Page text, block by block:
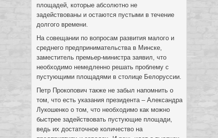
площадей, которые абсолютно не
задействованы и остаются пустыми в течение
долгого времени.
На совещании по вопросам развития малого и
среднего предпринимательства в Минске,
заместитель премьер-министра заявил, что
необходимо немедленно решать проблему с
пустующими площадями в столице Белоруссии.
Петр Прокопович также не забыл напомнить о
том, что есть указания президента – Александра
Лукошенко о том, что необходимо как можно
быстрее задействовать пустующие площади,
ведь их достаточное количество на